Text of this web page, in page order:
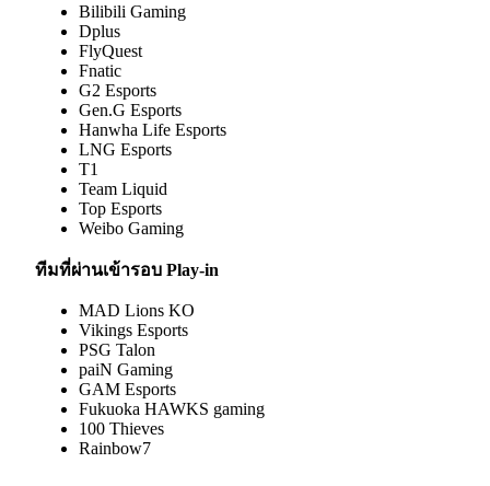
Bilibili Gaming
Dplus
FlyQuest
Fnatic
G2 Esports
Gen.G Esports
Hanwha Life Esports
LNG Esports
T1
Team Liquid
Top Esports
Weibo Gaming
ทีมที่ผ่านเข้ารอบ Play-in
MAD Lions KO
Vikings Esports
PSG Talon
paiN Gaming
GAM Esports
Fukuoka HAWKS gaming
100 Thieves
Rainbow7